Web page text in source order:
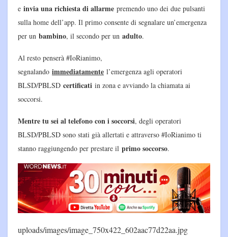
e invia una richiesta di allarme premendo uno dei due pulsanti
sulla home dell’app. Il primo consente di segnalare un’emergenza
per un bambino, il secondo per un adulto.
Al resto penserà #IoRianimo,
segnalando immediatamente l’emergenza agli operatori
BLSD/PBLSD certificati in zona e avviando la chiamata ai
soccorsi.
Mentre tu sei al telefono con i soccorsi, degli operatori
BLSD/PBLSD sono stati già allertati e attraverso #IoRianimo ti
stanno raggiungendo per prestare il primo soccorso.
uploads/images/image_750x422_602aac77d22aa.jpg